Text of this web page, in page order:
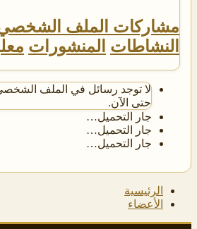
مشاركات الملف
النشاطات المنشورات
لا توجد رسائل في الملف الشخصي
حتى الآن.
جار التحميل…
جار التحميل…
جار التحميل…
الرئيسية
الأعضاء